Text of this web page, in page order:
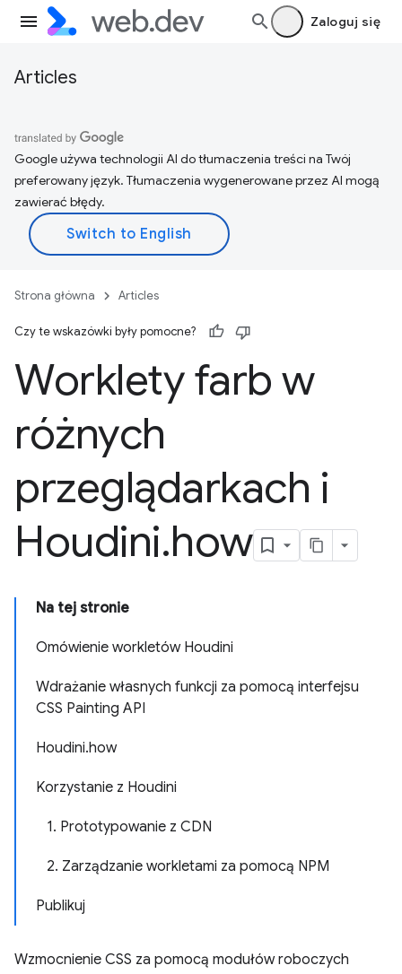
Zaloguj się
Articles
Google używa technologii AI do tłumaczenia treści na Twój
preferowany język. Tłumaczenia wygenerowane przez AI mogą
zawierać błędy.
Strona główna Articles
Czy te wskazówki były pomocne?
Worklety farb w
różnych
przeglądarkach i
Houdini.how
Na tej stronie
Omówienie workletów Houdini
Wdrażanie własnych funkcji za pomocą interfejsu
CSS Painting API
Houdini.how
Korzystanie z Houdini
1. Prototypowanie z CDN
2. Zarządzanie workletami za pomocą NPM
Publikuj
Wzmocnienie CSS za pomocą modułów roboczych